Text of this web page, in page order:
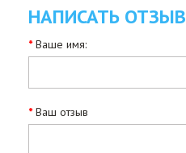
НАПИСАТЬ ОТЗЫВ
Ваше имя:
Ваш отзыв